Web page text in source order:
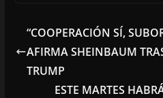
“COOPERACIÓN SÍ,
AFIRMA SHEINBAUM
TRUMP
ESTE MARTES